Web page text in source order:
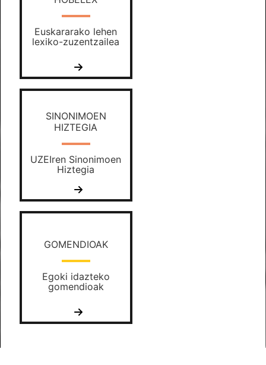
Euskararako lehen
lexiko-zuzentzailea
SINONIMOEN
HIZTEGIA
UZEIren Sinonimoen
Hiztegia
GOMENDIOAK
Egoki idazteko
gomendioak